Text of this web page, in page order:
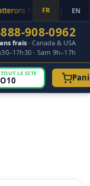
le Prix Point Final!
FR | EN
908-0962
frais· Canada & USA
· Sam 9h–17h
LE SITE